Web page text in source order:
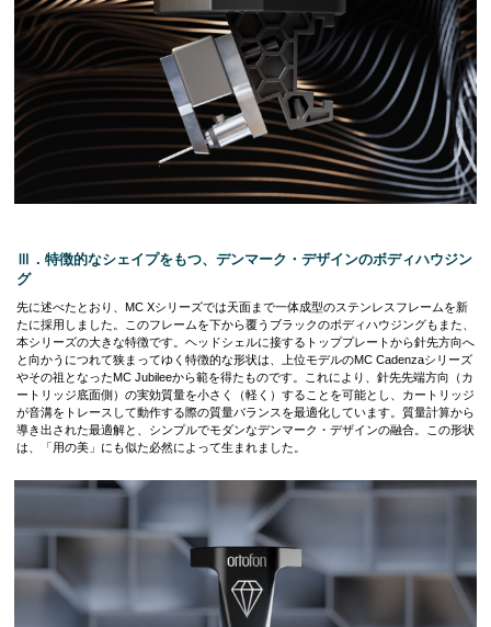
Ⅲ．特徴的なシェイプをもつ、デンマーク・デザインのボディハウジン
グ
先に述べたとおり、MC Xシリーズでは天面まで一体成型のステンレスフレームを新
たに採用しました。このフレームを下から覆うブラックのボディハウジングもまた、
本シリーズの大きな特徴です。ヘッドシェルに接するトッププレートから針先方向へ
と向かうにつれて狭まってゆく特徴的な形状は、上位モデルのMC Cadenzaシリーズ
やその祖となったMC Jubileeから範を得たものです。これにより、針先先端方向（カ
ートリッジ底面側）の実効質量を小さく（軽く）することを可能とし、カートリッジ
が音溝をトレースして動作する際の質量バランスを最適化しています。質量計算から
導き出された最適解と、シンプルでモダンなデンマーク・デザインの融合。この形状
は、「用の美」にも似た必然によって生まれました。